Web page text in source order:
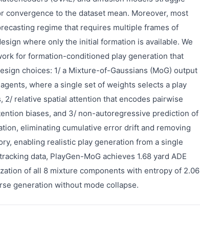
to the dataset mean. Moreover, most
regime that requires multiple frames of
where only the initial formation is available. We
for formation-conditioned play generation that
choices: 1/ a Mixture-of-Gaussians (MoG) output
where a single set of weights selects a play
relative spatial attention that encodes pairwise
biases, and 3/ non-autoregressive prediction of
eliminating cumulative error drift and removing
enabling realistic play generation from a single
data, PlayGen-MoG achieves 1.68 yard ADE
of all 8 mixture components with entropy of 2.06
generation without mode collapse.